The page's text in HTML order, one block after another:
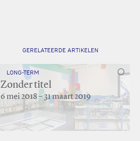
GERELATEERDE ARTIKELEN
LONG-TERM
Zonder titel
6 mei 2018 – 31 maart 2019